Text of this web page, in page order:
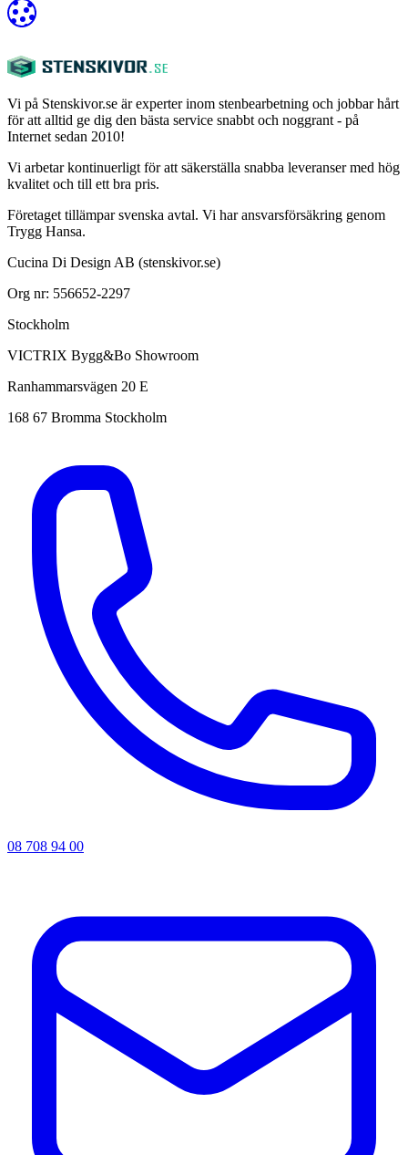
Vi på Stenskivor.se är experter inom stenbearbetning och jobbar hårt
för att alltid ge dig den bästa service snabbt och noggrant - på
Internet sedan 2010!
Vi arbetar kontinuerligt för att säkerställa snabba leveranser med hög
kvalitet och till ett bra pris.
Företaget tillämpar svenska avtal. Vi har ansvarsförsäkring genom
Trygg Hansa.
Cucina Di Design AB (stenskivor.se)
Org nr: 556652-2297
Stockholm
VICTRIX Bygg&Bo Showroom
Ranhammarsvägen 20 E
168 67 Bromma Stockholm
08 708 94 00